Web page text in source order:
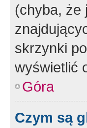
(chyba, że
skrzynki
wyświetlić
Góra
Czym są